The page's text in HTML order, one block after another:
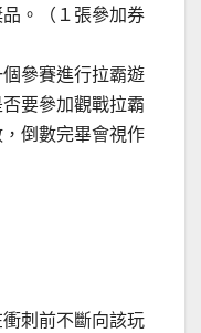
。（１張參加券
參賽進行拉霸遊
要參加觀戰拉霸
倒數完畢會視作
刺前不斷向該玩